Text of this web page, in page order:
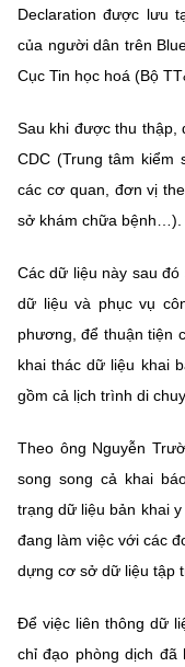
Declaration được lưu
của người dân trên
Cục Tin học hoá (Bộ
Sau khi được thu thập,
CDC (Trung tâm kiểm
các cơ quan, đơn vị
sở khám chữa bệnh…).
Các dữ liệu này sau
dữ liệu và phục vụ
phương, để thuận tiện
khai thác dữ liệu khai
gồm cả lịch trình di
Theo ông Nguyễn
song song cả khai
trạng dữ liệu bản khai
đang làm việc với các
dựng cơ sở dữ liệu tập
Để việc liên thông dữ
chỉ đạo phòng dịch đã